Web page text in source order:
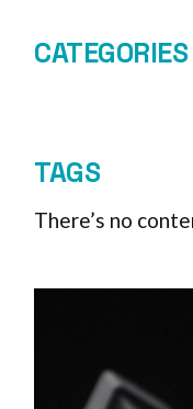
CATEGORIES
TAGS
There’s no